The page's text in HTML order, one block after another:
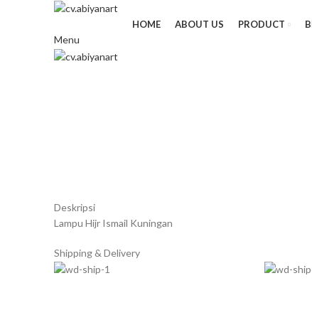
HOME ABOUT US PRODUCT
Menu
Deskripsi
Lampu Hijr Ismail Kuningan
Shipping & Delivery